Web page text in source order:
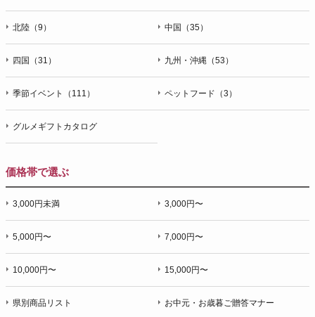
北陸（9） 中国（35）
四国（31） 九州・沖縄（53）
季節イベント（111） ペットフード（3）
グルメギフトカタログ
価格帯で選ぶ
3,000円未満 3,000円〜
5,000円〜 7,000円〜
10,000円〜 15,000円〜
県別商品リスト お中元・お歳暮ご贈答マナー